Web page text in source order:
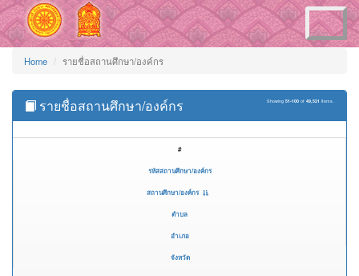
Toggle
navigation
Home รายชื่อสถานศึกษา/องค์กร
Showing 51-100 of 49,521 items.
รายชื่อสถานศึกษา/องค์กร
#
รหัสสถานศึกษา/องค์กร
สถานศึกษา/องค์กร
ตำบล
อำเภอ
จังหวัด